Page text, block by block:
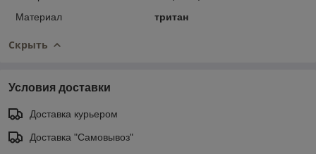
Материал
тритан
Скрыть
Условия доставки
Доставка курьером
Доставка "Самовывоз"